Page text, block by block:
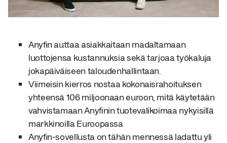
Anyfin auttaa asiakkaitaan madaltamaan
luottojensa kustannuksia sekä tarjoaa työkaluja
jokapäiväiseen taloudenhallintaan.
Viimeisin kierros nostaa kokonaisrahoituksen
yhteensä 106 miljoonaan euroon, mitä käytetään
vahvistamaan Anyfinin tuotevalikoimaa nykyisillä
markkinoilla Euroopassa
Anyfin-sovellusta on tähän mennessä ladattu yli